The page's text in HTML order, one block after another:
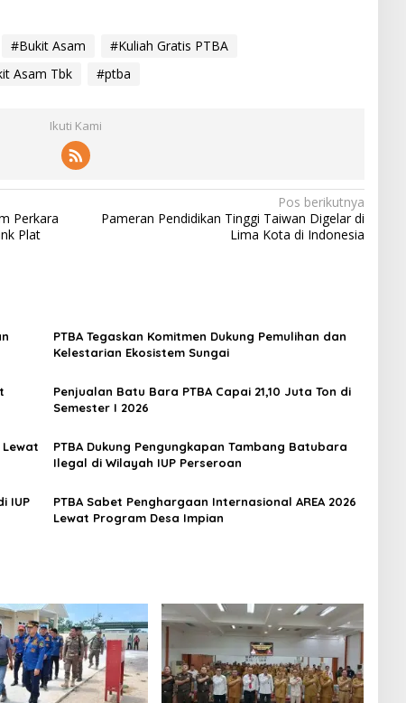
#Bukit Asam
#Kuliah Gratis PTBA
Asam Tbk #ptba
Ikuti Kami
Perkara
Plat
Pos berikutnya
Pameran Pendidikan Tinggi Taiwan Digelar di
Lima Kota di Indonesia
PTBA Tegaskan Komitmen Dukung Pemulihan dan
Kelestarian Ekosistem Sungai
Penjualan Batu Bara PTBA Capai 21,10 Juta Ton di
Semester I 2026
Lewat
PTBA Dukung Pengungkapan Tambang Batubara
Ilegal di Wilayah IUP Perseroan
IUP
PTBA Sabet Penghargaan Internasional AREA 2026
Lewat Program Desa Impian